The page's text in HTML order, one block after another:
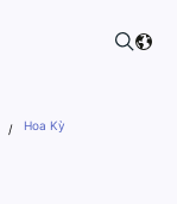
Hoa Kỳ